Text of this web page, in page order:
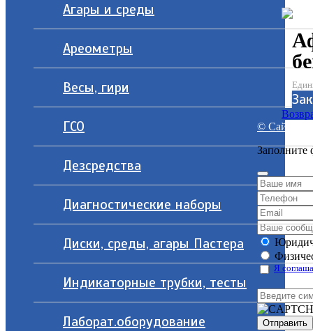
Агары и среды
Ареометры
Весы, гири
ГСО
Дезсредства
Диагностические наборы
Диски, среды, агары Пастера
Индикаторные трубки, тесты
Лаборат.оборудование
© Сайт
Заполните
Я